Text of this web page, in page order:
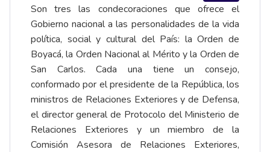
Son tres las condecoraciones que ofrece el
Gobierno nacional a las personalidades de la vida
política, social y cultural del País: la Orden de
Boyacá, la Orden Nacional al Mérito y la Orden de
San Carlos. Cada una tiene un consejo,
conformado por el presidente de la República, los
ministros de Relaciones Exteriores y de Defensa,
el director general de Protocolo del Ministerio de
Relaciones Exteriores y un miembro de la
Comisión Asesora de Relaciones Exteriores,